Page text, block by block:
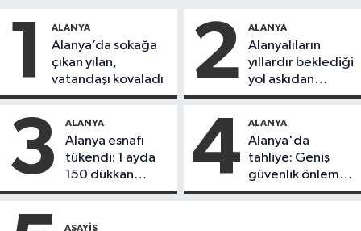
1 ALANYA
Alanya’da sokağa
çıkan yılan,
vatandaşı kovaladı
2 ALANYA
Alanyalıların
yıllardır beklediği
yol askıdan
döndü
3 ALANYA
Alanya esnafı
tükendi: 1 ayda
150 dükkan
kapandı
4 ALANYA
Alanya'da
tahliye: Geniş
güvenlik önlemi
alındı
ASAYIŞ